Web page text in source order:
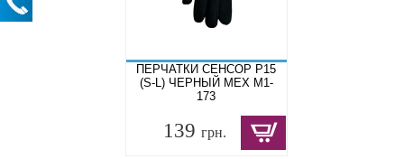
ПЕРЧАТКИ СЕНСОР P15
(S-L) ЧЕРНЫЙ МЕХ M1-
173
139 грн.